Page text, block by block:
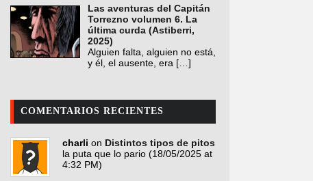
Las aventuras del Capitán
Torrezno volumen 6. La
última curda (Astiberri,
2025)
Alguien falta, alguien no está,
y él, el ausente, era […]
COMENTARIOS RECIENTES
charli on Distintos tipos de pitos
la puta que lo pario (18/05/2025 at
4:32 PM)